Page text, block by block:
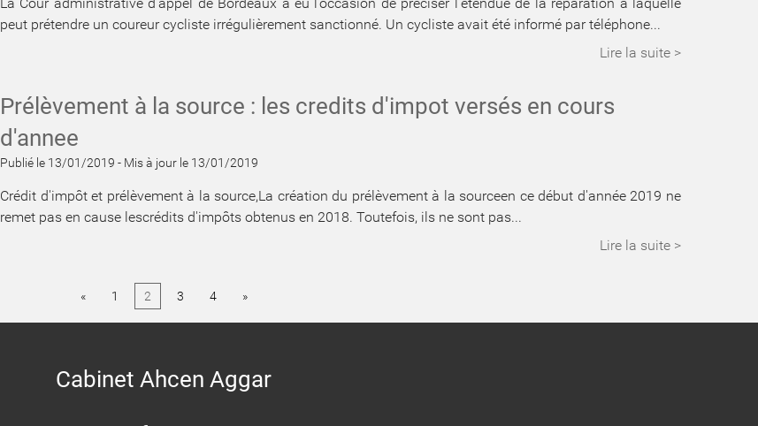
peut prétendre un coureur cycliste irrégulièrement sanctionné. Un cycliste avait été informé par téléphone...
Lire la suite >
Prélèvement à la source : les credits d'impot versés en cours
d'annee
Publié le 13/01/2019 - Mis à jour le 13/01/2019
Crédit d'impôt et prélèvement à la source,La création du prélèvement à la sourceen ce début d'année 2019 ne
remet pas en cause lescrédits d'impôts obtenus en 2018. Toutefois, ils ne sont pas...
Lire la suite >
« 1 2 3 4 »
Cabinet Ahcen Aggar